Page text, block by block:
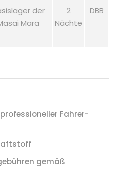
der
Mara
2
Nächte
DBB
Fahrer-
gemäß